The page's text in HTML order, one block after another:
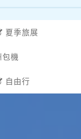
夏季旅展
包機
自由行